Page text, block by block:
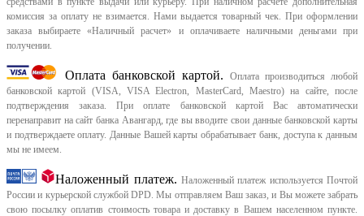
комиссия за оплату не взимается. Нами выдается товарный чек. При оформлении
заказа выбираете «Наличный расчет» и оплачиваете наличными деньгами при
получении.
Оплата банковской картой.
Оплата производиться любой
банковской картой (VISA, VISA Electron, MasterCard, Maestro) на сайте, после
подтверждения заказа. При оплате банковской картой Вас автоматически
перенаправит на сайт банка Авангард, где вы вводите свои данные банковской карты
и подтверждаете оплату. Данные Вашей карты обрабатывает банк, доступа к данным
мы не имеем.
Наложенный платеж. Наложенный платеж используется Почтой
России и курьерской службой DPD. Мы отправляем Ваш заказ, и Вы можете забрать
свою посылку оплатив стоимость товара и доставку в Вашем населенном пункте.